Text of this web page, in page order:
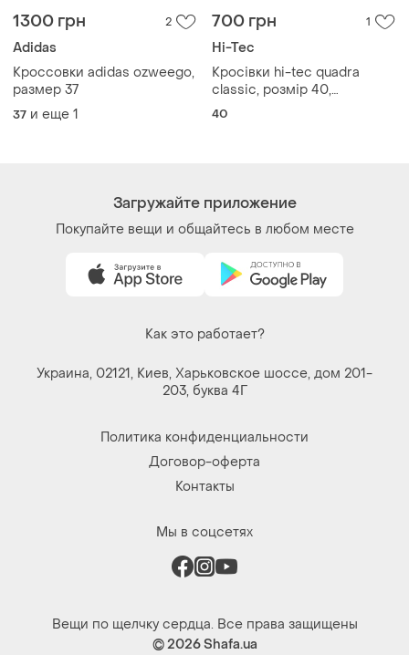
1300 грн 2
Adidas
Кроссовки adidas ozweego,
размер 37
37 и еще 1
700 грн 1
Hi-Tec
Кросівки hi-tec quadra
classic, розмір 40,
бежевий/хакі
40
Загружайте приложение
Покупайте вещи и общайтесь в любом месте
Как это работает?
Украина, 02121, Киев, Харьковское шоссе, дом 201-
203, буква 4Г
Политика конфиденциальности
Договор-оферта
Контакты
Мы в соцсетях
Вещи по щелчку сердца. Все права защищены
© 2026Shafa.ua